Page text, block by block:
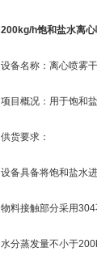
200kg/h饱和盐水离
设备名称：离心喷雾
项目概况：用于饱和
供货要求：
设备具备将饱和盐水
物料接触部分采用
水分蒸发量不小于